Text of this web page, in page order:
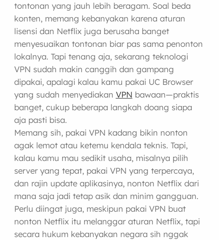
tontonan yang jauh lebih beragam. Soal beda
konten, memang kebanyakan karena aturan
lisensi dan Netflix juga berusaha banget
menyesuaikan tontonan biar pas sama penonton
lokalnya. Tapi tenang aja, sekarang teknologi
VPN sudah makin canggih dan gampang
dipakai, apalagi kalau kamu pakai UC Browser
yang sudah menyediakan VPN bawaan—praktis
banget, cukup beberapa langkah doang siapa
aja pasti bisa.
Memang sih, pakai VPN kadang bikin nonton
agak lemot atau ketemu kendala teknis. Tapi,
kalau kamu mau sedikit usaha, misalnya pilih
server yang tepat, pakai VPN yang terpercaya,
dan rajin update aplikasinya, nonton Netflix dari
mana saja jadi tetap asik dan minim gangguan.
Perlu diingat juga, meskipun pakai VPN buat
nonton Netflix itu melanggar aturan Netflix, tapi
secara hukum kebanyakan negara sih nggak